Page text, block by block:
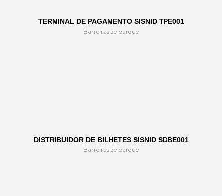
TERMINAL DE PAGAMENTO SISNID TPE001
Barreiras de parque
DISTRIBUIDOR DE BILHETES SISNID SDBE001
Barreiras de parque